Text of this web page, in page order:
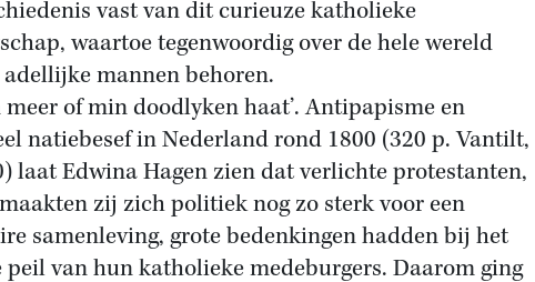
vast van dit curieuze katholieke
waartoe tegenwoordig over de hele wereld
adellijke mannen behoren.
meer of min doodlyken haat’. Antipapisme en
natiebesef in Nederland rond 1800 (320 p. Vantilt,
laat Edwina Hagen zien dat verlichte protestanten,
zij zich politiek nog zo sterk voor een
samenleving, grote bedenkingen hadden bij het
peil van hun katholieke medeburgers. Daarom ging